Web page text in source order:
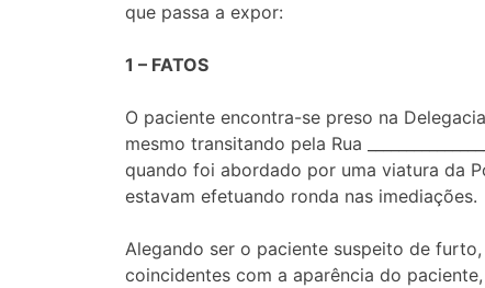
que passa a expor:
1 – FATOS
O paciente encontra-se preso na
mesmo transitando pela Rua
quando foi abordado por uma viatura da
estavam efetuando ronda nas imediações.
Alegando ser o paciente suspeito de
coincidentes com a aparência do